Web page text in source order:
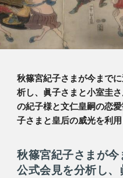
秋篠宮紀子さまが今まで
析し、眞子さまと小室圭
の紀子様と文仁皇嗣の恋
子さまと皇后の威光を利
秋篠宮紀子さまが
公式会見を分析し